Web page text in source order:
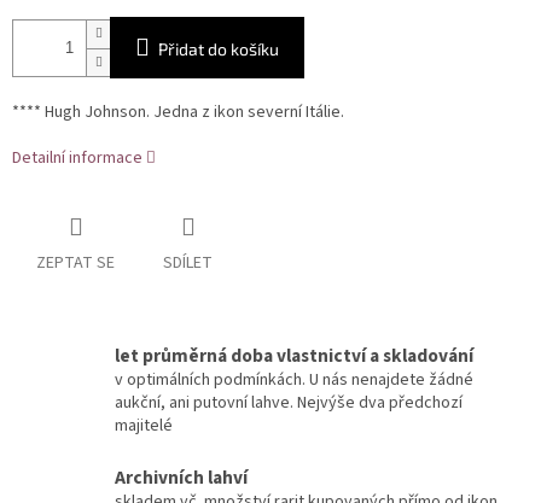
Přidat do košíku
**** Hugh Johnson. Jedna z ikon severní Itálie.
Detailní informace
ZEPTAT SE SDÍLET
let průměrná doba vlastnictví a skladování
v optimálních podmínkách. U nás nenajdete žádné
aukční, ani putovní lahve. Nejvýše dva předchozí
majitelé
Archivních lahví